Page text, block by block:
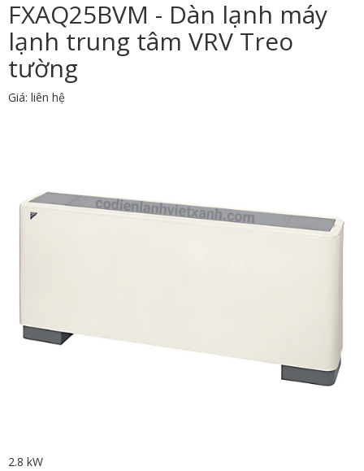
FXAQ25BVM - Dàn lạnh máy
lạnh trung tâm VRV Treo
tường
Giá: liên hệ
2.8 kW